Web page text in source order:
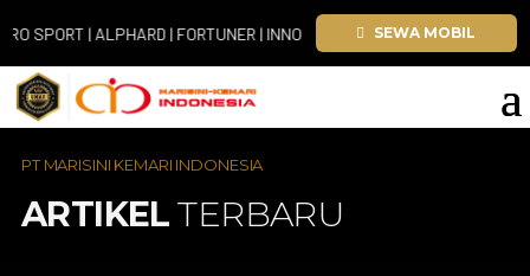
| ALPHARD | FORTUNER | INNOVA ZENIX | HIACESEWA MOBIL
PT MARISINI KEMARI INDONESIA
ARTIKEL TERBARU